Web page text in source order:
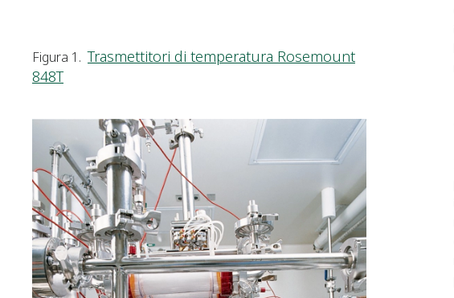
Figura 1.Trasmettitori di temperatura Rosemount
848T